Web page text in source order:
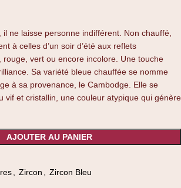
il ne laisse personne indifférent. Non chauffé,
à celles d’un soir d’été aux reflets
rouge, vert ou encore incolore. Une touche
Sa variété bleue chauffée se nomme
à sa provenance, le Cambodge. Elle se
vif et cristallin, une couleur atypique qui génère
AJOUTER AU PANIER
, Zircon , Zircon Bleu